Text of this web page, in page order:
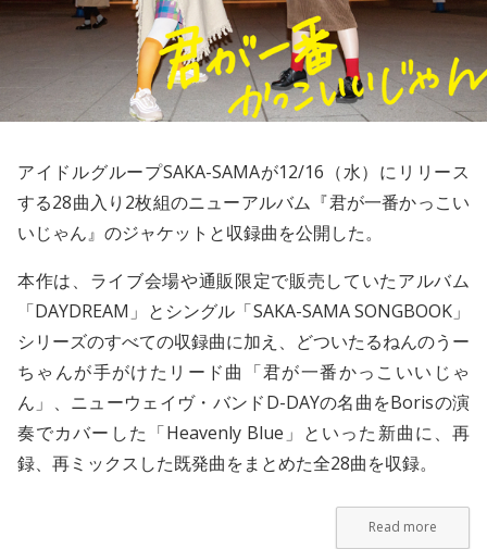
アイドルグループSAKA-SAMAが12/16（水）にリリース
する28曲入り2枚組のニューアルバム『君が一番かっこい
いじゃん』のジャケットと収録曲を公開した。
本作は、ライブ会場や通販限定で販売していたアルバム
「DAYDREAM」とシングル「SAKA-SAMA SONGBOOK」
シリーズのすべての収録曲に加え、どついたるねんのうー
ちゃんが手がけたリード曲「君が一番かっこいいじゃ
ん」、ニューウェイヴ・バンドD-DAYの名曲をBorisの演
奏でカバーした「Heavenly Blue」といった新曲に、再
録、再ミックスした既発曲をまとめた全28曲を収録。
Read more